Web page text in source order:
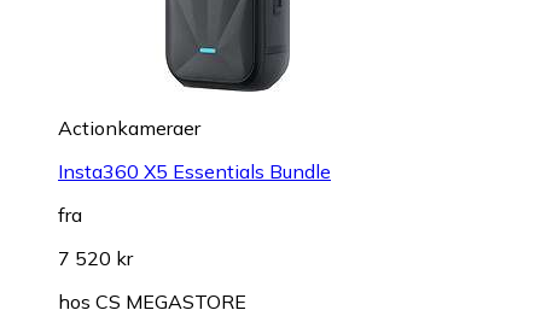
Actionkameraer
Insta360 X5 Essentials Bundle
fra
7 520 kr
hos CS MEGASTORE